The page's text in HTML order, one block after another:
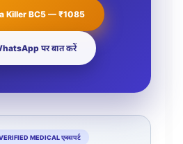
Killer BC5 — ₹1085
पर बात करें
MEDICAL एक्सपर्ट